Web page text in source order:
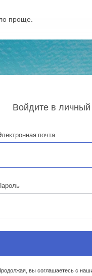
проще.
Войдите в
почта
вы соглашаетесь с